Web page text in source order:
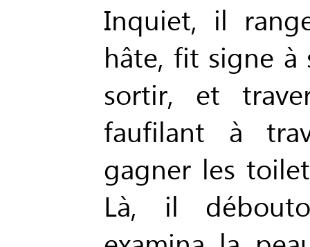
Inquiet, il
hâte, fit signe à
sortir, et
faufilant à
gagner les
Là, il